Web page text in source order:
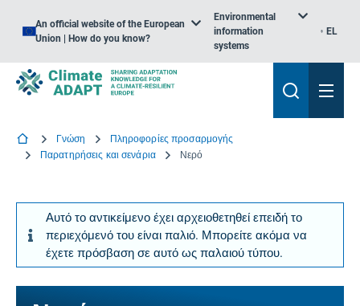
An official website of the European
Union | How do you know?
Environmental
information
systems
EL
Γνώση
Πληροφορίες προσαρμογής
Παρατηρήσεις και σενάρια
Νερό
Αυτό το αντικείμενο έχει αρχειοθετηθεί επειδή το
περιεχόμενό του είναι παλιό. Μπορείτε ακόμα να
έχετε πρόσβαση σε αυτό ως παλαιού τύπου.